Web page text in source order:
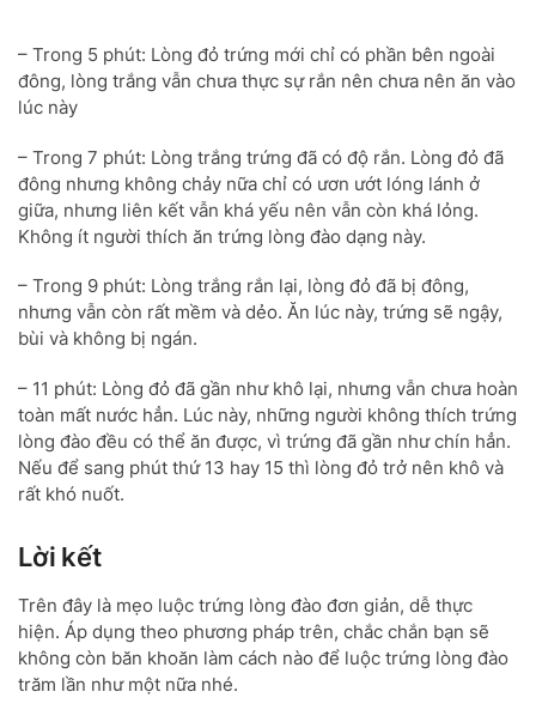
– Trong 5 phút: Lòng đỏ trứng mới chỉ có phần bên ngoài
đông, lòng trắng vẫn chưa thực sự rắn nên chưa nên ăn vào
lúc này
– Trong 7 phút: Lòng trắng trứng đã có độ rắn. Lòng đỏ đã
đông nhưng không chảy nữa chỉ có ươn ướt lóng lánh ở
giữa, nhưng liên kết vẫn khá yếu nên vẫn còn khá lỏng.
Không ít người thích ăn trứng lòng đào dạng này.
– Trong 9 phút: Lòng trắng rắn lại, lòng đỏ đã bị đông,
nhưng vẫn còn rất mềm và dẻo. Ăn lúc này, trứng sẽ ngậy,
bùi và không bị ngán.
– 11 phút: Lòng đỏ đã gần như khô lại, nhưng vẫn chưa hoàn
toàn mất nước hẳn. Lúc này, những người không thích trứng
lòng đào đều có thể ăn được, vì trứng đã gần như chín hẳn.
Nếu để sang phút thứ 13 hay 15 thì lòng đỏ trở nên khô và
rất khó nuốt.
Lời kết
Trên đây là mẹo luộc trứng lòng đào đơn giản, dễ thực
hiện. Áp dụng theo phương pháp trên, chắc chắn bạn sẽ
không còn băn khoăn làm cách nào để luộc trứng lòng đào
trăm lần như một nữa nhé.